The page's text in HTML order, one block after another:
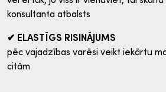
konsultanta atbalsts
✔ ELASTĪGS RISINĀJUMS
pēc vajadzības varēsi veikt iekārtu
citām